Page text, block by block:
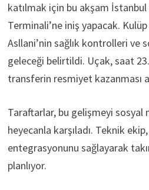
katılmak için bu akşam İstanbul
Terminali’ne iniş yapacak. Kulüp
Asllani’nin sağlık kontrolleri ve
geleceği belirtildi. Uçak, saat
transferin resmiyet kazanması
Taraftarlar, bu gelişmeyi sosyal
heyecanla karşıladı. Teknik ekip,
entegrasyonunu sağlayarak
planlıyor.